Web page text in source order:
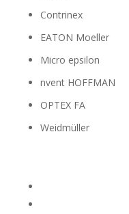
Contrinex
EATON Moeller
Micro epsilon
nvent HOFFMAN
OPTEX FA
Weidmüller